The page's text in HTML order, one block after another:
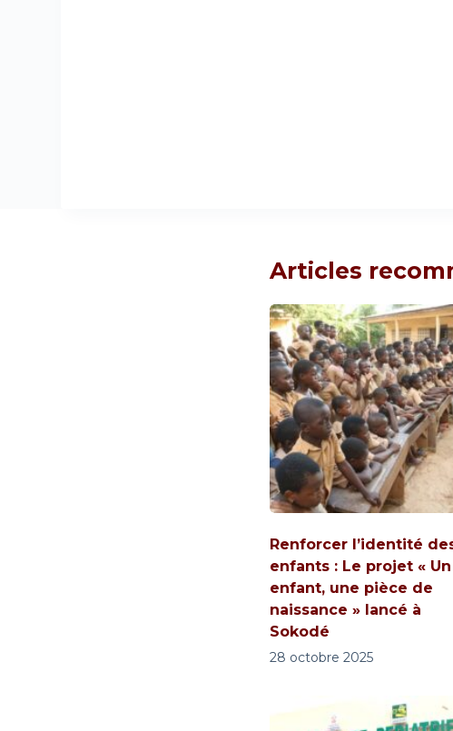
Articles
Renforcer l’identité
enfants : Le projet « Un
enfant, une pièce de
naissance » lancé à
Sokodé
28 octobre 2025